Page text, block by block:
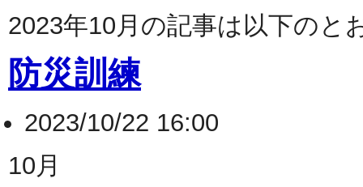
2023年10月の記事は以下のと
防災訓練
2023/10/22 16:00
10月